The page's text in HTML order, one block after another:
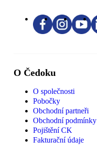
O Čedoku
O společnosti
Pobočky
Obchodní partneři
Obchodní podmínky
Pojištění CK
Fakturační údaje